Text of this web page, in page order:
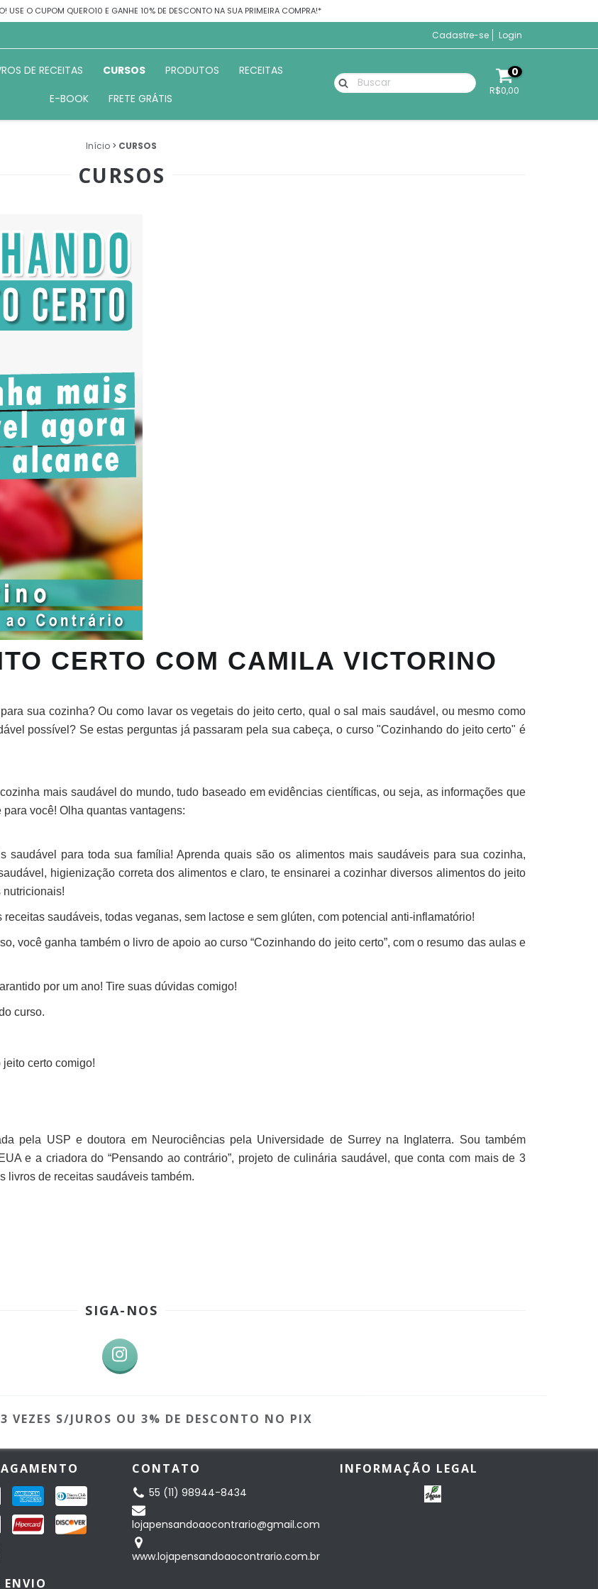
USE O CUPOM QUERO10 E GANHE 10% DE DESCONTO NA SUA PRIMEIRA COMPRA!*
Cadastre-se Login
DE RECEITAS CURSOS PRODUTOS
RECEITAS
E-BOOK
FRETE GRÁTIS
0
R$0,00
Início > CURSOS
CURSOS
CERTO COM CAMILA VICTORINO
sua cozinha? Ou como lavar os vegetais do jeito certo, qual o sal mais saudável, ou mesmo como
possível? Se estas perguntas já passaram pela sua cabeça, o curso "Cozinhando do jeito certo" é
mais saudável do mundo, tudo baseado em evidências científicas, ou seja, as informações que
você! Olha quantas vantagens:
saudável para toda sua família! Aprenda quais são os alimentos mais saudáveis para sua cozinha,
higienização correta dos alimentos e claro, te ensinarei a cozinhar diversos alimentos do jeito
nutricionais!
saudáveis, todas veganas, sem lactose e sem glúten, com potencial anti-inflamatório!
você ganha também o livro de apoio ao curso “Cozinhando do jeito certo”, com o resumo das aulas e
por um ano! Tire suas dúvidas comigo!
curso.
certo comigo!
pela USP e doutora em Neurociências pela Universidade de Surrey na Inglaterra. Sou também
e a criadora do “Pensando ao contrário”, projeto de culinária saudável, que conta com mais de 3
livros de receitas saudáveis também.
SIGA-NOS
VEZES S/JUROS OU 3% DE DESCONTO NO PIX
ENVIO
CONTATO
55 (11) 98944-8434
lojapensandoaocontrario@gmail.com
www.lojapensandoaocontrario.com.br
INFORMAÇÃO LEGAL